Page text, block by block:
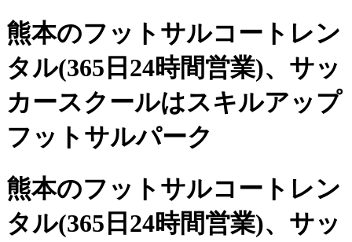
熊本のフットサルコートレン
タル(365日24時間営業)、 サッ
カースクールはスキルアップ
フットサルパーク
熊本のフットサルコートレン
タル(365日24時間営業)、サッ